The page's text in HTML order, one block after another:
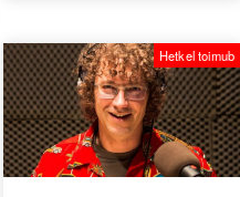
Hetkel toimub